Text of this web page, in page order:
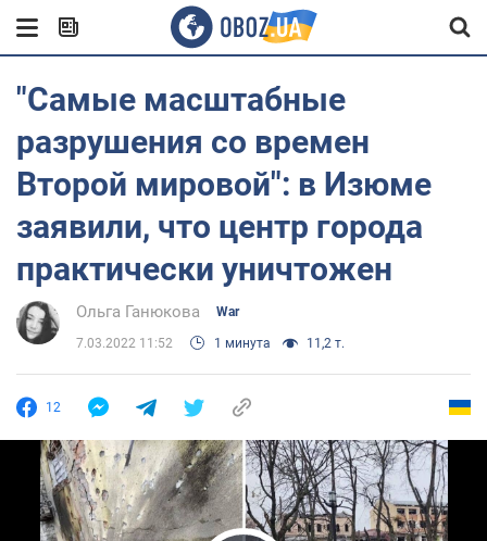
"Самые масштабные
разрушения со времен
Второй мировой": в Изюме
заявили, что центр города
практически уничтожен
Ольга Ганюкова War
7.03.2022 11:52 1 минута 11,2 т.
12